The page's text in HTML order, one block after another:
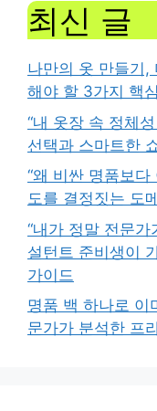
최신 글
나만의 옷 만들기,
해야 할 3가지 핵
“내 옷장 속 정체
선택과 스마트한
“왜 비싼 명품보다
도를 결정짓는 도
“내가 정말 전문가
설턴트 준비생이
가이드
명품 백 하나로 이
문가가 분석한 프